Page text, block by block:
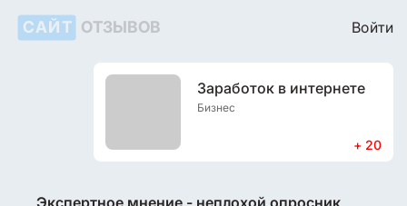
САЙТ ОТЗЫВОВ Войти
Заработок в интернете
Бизнес
+ 20
Экспертное мнение - неплохой опросник